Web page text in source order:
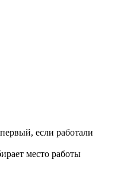
если работали
место работы